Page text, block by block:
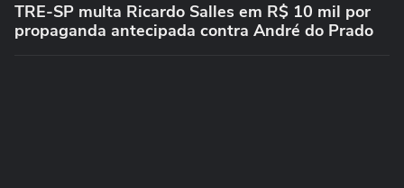
TRE-SP multa Ricardo Salles em R$ 10 mil por
propaganda antecipada contra André do Prado